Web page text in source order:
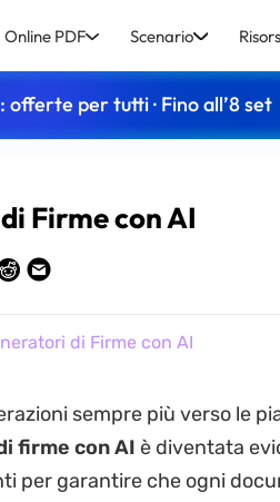
Online PDF Scenario
: offerte per tutti · Fino all’8 set
Firme con AI
di Firme con AI
sempre più verso le
firme con AI è diventata
per garantire che ogni